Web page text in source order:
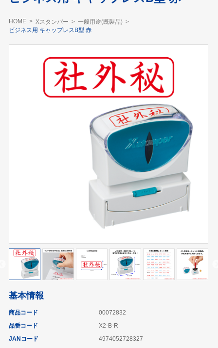
HOME Xスタンパー
一般用途(既製品)
ビジネス用 キャップレスB型 赤
基本情報
商品コード
00072832
品番コード
X2-B-R
JANコード
4974052728327